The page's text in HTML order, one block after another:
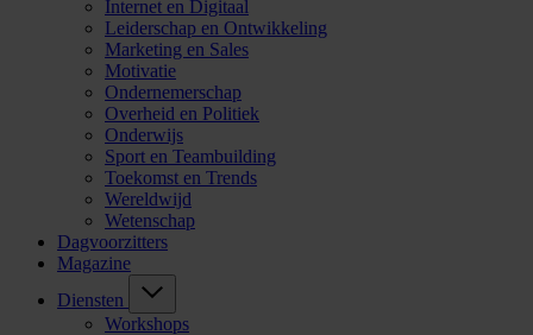
Internet en Digitaal
Leiderschap en Ontwikkeling
Marketing en Sales
Motivatie
Ondernemerschap
Overheid en Politiek
Onderwijs
Sport en Teambuilding
Toekomst en Trends
Wereldwijd
Wetenschap
Dagvoorzitters
Magazine
Diensten
Workshops